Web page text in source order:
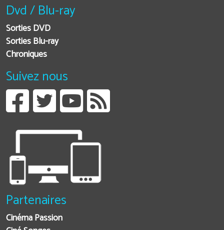
Dvd / Blu-ray
Sorties DVD
Sorties Blu-ray
Chroniques
Suivez nous
Partenaires
Cinéma Passion